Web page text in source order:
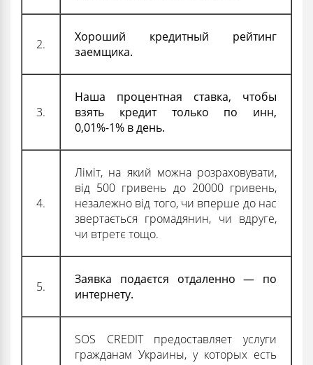
2. Хороший кредитный рейтинг
заемщика.
3.
Наша процентная ставка, чтобы
взять кредит только по инн,
0,01%-1% в день.
4.
Ліміт, на який можна розраховувати,
від 500 гривень до 20000 гривень,
незалежно від того, чи вперше до нас
звертається громадянин, чи вдруге,
чи втретє тощо.
5.
Заявка подаєтся отдаленно — по
интернету.
SOS CREDIT предоставляет услуги
гражданам Украины, у которых есть